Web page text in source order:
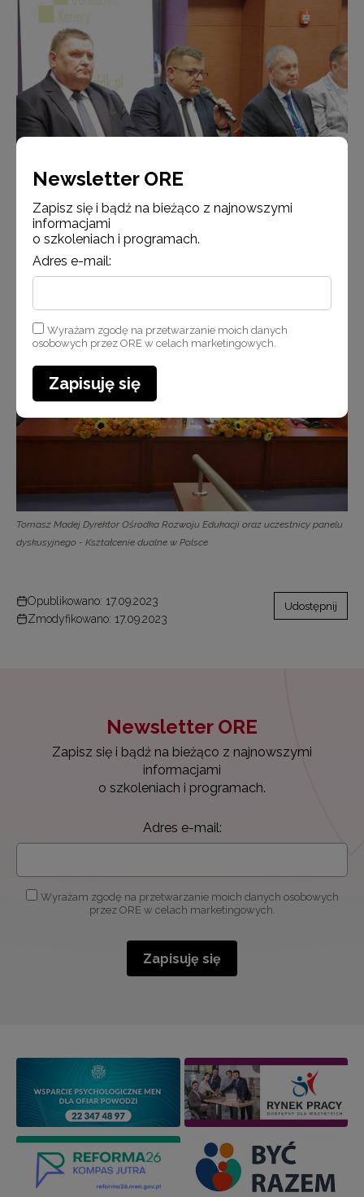
Tomasz Madej Dyrektor Ośrodka Rozwoju Edukacji oraz uczestnicy panelu
dyskusyjnego - Kształcenie dualne w Polsce
Tomasz Madej Dyrektor Ośrodka Rozwoju Edukacji oraz uczestnicy panelu
dyskusyjnego - Kształcenie dualne w Polsce
Opublikowano: 17.09.2023
Zmodyfikowano: 17.09.2023
Udostępnij
Newsletter ORE
Zapisz się i bądź na bieżąco z najnowszymi
informacjami
o szkoleniach i programach.
Adres e-mail:
Wyrażam zgodę na przetwarzanie moich danych osobowych
przez ORE w celach marketingowych.
Zapisuję się
Newsletter ORE
Zapisz się i bądź na bieżąco z najnowszymi
informacjami
o szkoleniach i programach.
Adres e-mail:
Wyrażam zgodę na przetwarzanie moich danych
osobowych przez ORE w celach marketingowych.
Zapisuję się